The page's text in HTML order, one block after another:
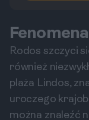
Rodos szczyci
również
plaża Lindos,
uroczego
można znaleźć